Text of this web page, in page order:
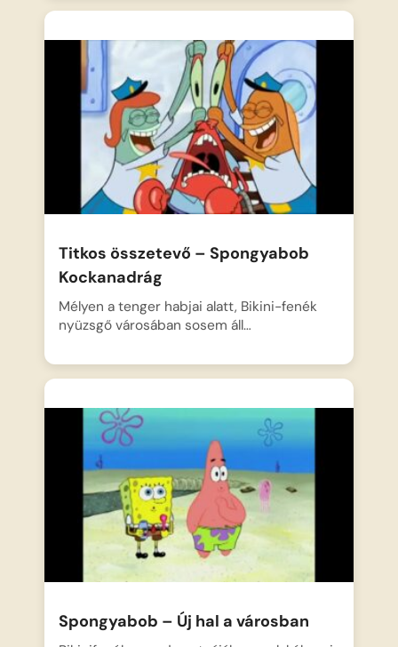
Titkos összetevő – Spongyabob
Kockanadrág
Mélyen a tenger habjai alatt, Bikini-fenék
nyüzsgő városában sosem áll…
Spongyabob – Új hal a városban